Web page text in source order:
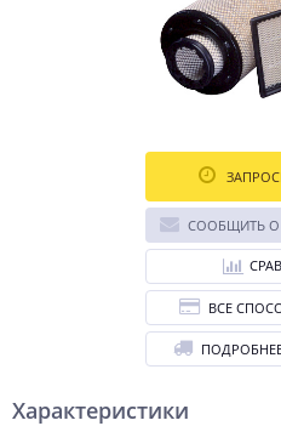
Характеристики
СООБЩИТЬ О
ВСЕ